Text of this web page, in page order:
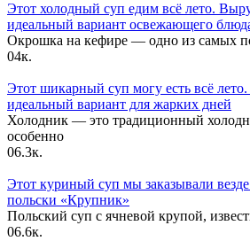
Этот холодный суп едим всё лето.
идеальный вариант освежающего
Окрошка на кефире — одно из самых
04к.
Этот шикарный суп могу есть всё
идеальный вариант для жарких дней
Холодник — это традиционный
особенно
06.3к.
Этот куриный суп мы заказывали
польски «Крупник»
Польский суп с ячневой крупой,
06.6к.